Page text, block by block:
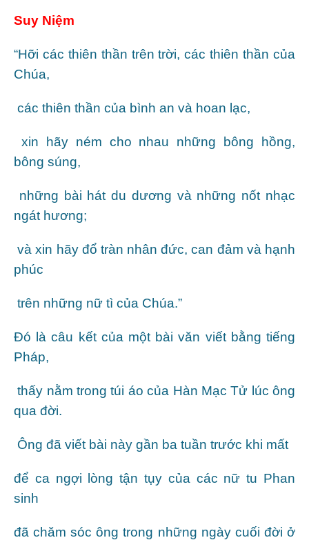
Suy Niệm
“Hỡi các thiên thần trên trời, các thiên thần của
Chúa,
các thiên thần của bình an và hoan lạc,
xin hãy ném cho nhau những bông hồng,
bông súng,
những bài hát du dương và những nốt nhạc
ngát hương;
và xin hãy đổ tràn nhân đức, can đảm và hạnh
phúc
trên những nữ tì của Chúa.”
Ðó là câu kết của một bài văn viết bằng tiếng
Pháp,
thấy nằm trong túi áo của Hàn Mạc Tử lúc ông
qua đời.
Ông đã viết bài này gần ba tuần trước khi mất
để ca ngợi lòng tận tụy của các nữ tu Phan
sinh
đã chăm sóc ông trong những ngày cuối đời ở